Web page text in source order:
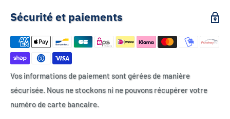
Canon Legria Mini X
Canon Vixia Mini X
Canon NB-12L
Canon CB-2LG
Canon CB-2LGE
Chargeur compatible NB-12L
Sécurité et paiements
Vos informations de paiement sont gérées de manière
sécurisée. Nous ne stockons ni ne pouvons récupérer votre
numéro de carte bancaire.